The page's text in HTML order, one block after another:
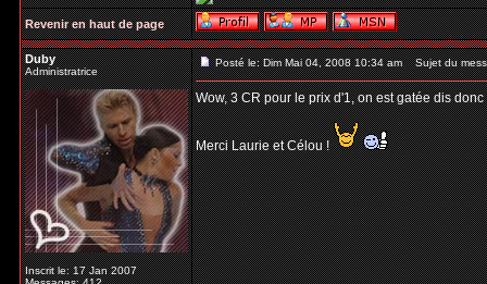
Revenir en haut de page
Duby
Administratrice
Inscrit le: 17 Jan 2007
Posté le: Dim Mai 04, 2008 10:34 am Sujet du
Wow, 3 CR pour le prix d'1, on est gatée dis donc
Merci Laurie et Célou !